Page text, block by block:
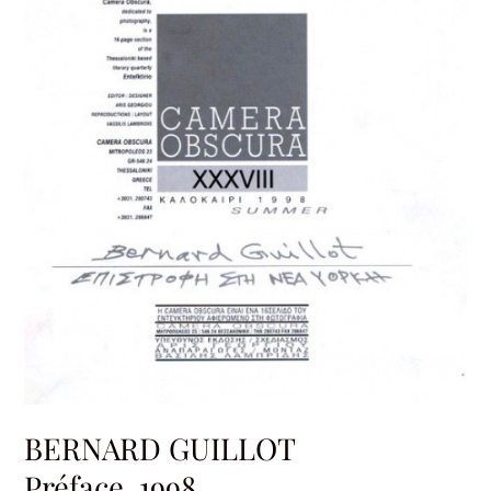
BERNARD GUILLOT